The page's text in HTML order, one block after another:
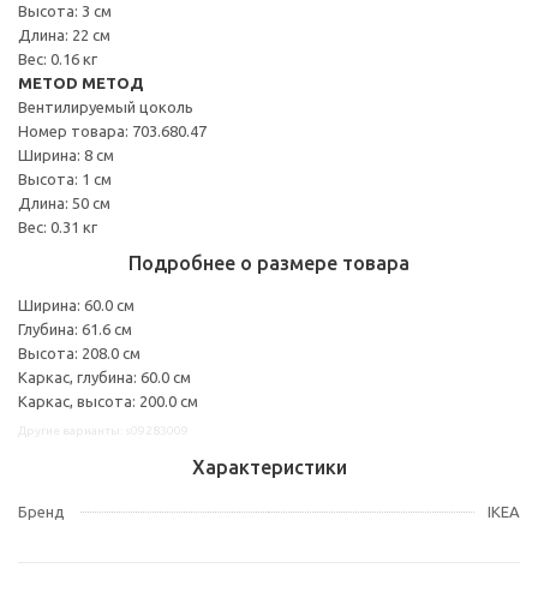
Высота: 3 см
Длина: 22 см
Вес: 0.16 кг
METOD МЕТОД
Вентилируемый цоколь
Номер товара: 703.680.47
Ширина: 8 см
Высота: 1 см
Длина: 50 см
Вес: 0.31 кг
Подробнее о размере товара
Ширина: 60.0 см
Глубина: 61.6 см
Высота: 208.0 см
Каркас, глубина: 60.0 см
Каркас, высота: 200.0 см
Характеристики
Бренд IKEA